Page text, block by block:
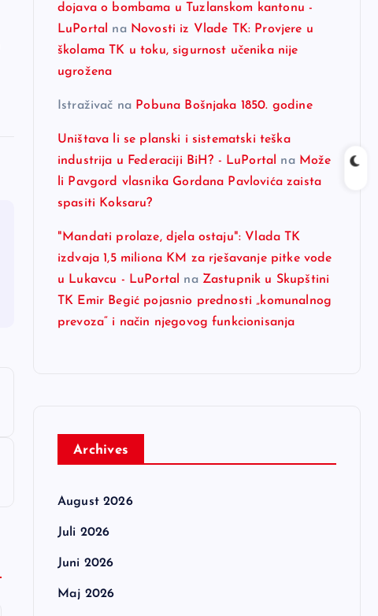
dojava o bombama u Tuzlanskom kantonu -
LuPortal
na Novosti iz Vlade TK: Provjere u
školama TK u toku, sigurnost učenika nije
ugrožena
Istraživač na Pobuna Bošnjaka 1850. godine
Uništava li se planski i sistematski teška
industrija u Federaciji BiH? - LuPortal
na Može
li Pavgord vlasnika Gordana Pavlovića zaista
spasiti Koksaru?
"Mandati prolaze, djela ostaju": Vlada TK
izdvaja 1,5 miliona KM za rješavanje pitke vode
u Lukavcu - LuPortal
na Zastupnik u Skupštini
TK Emir Begić pojasnio prednosti „komunalnog
prevoza“ i način njegovog funkcionisanja
Archives
August 2026
Juli 2026
Juni 2026
Maj 2026